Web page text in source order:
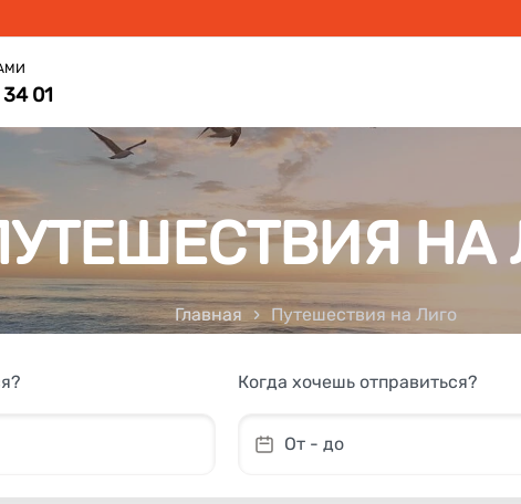
01
НА
Главная Путешествия на Лиго
Когда хочешь отправиться?
От - до